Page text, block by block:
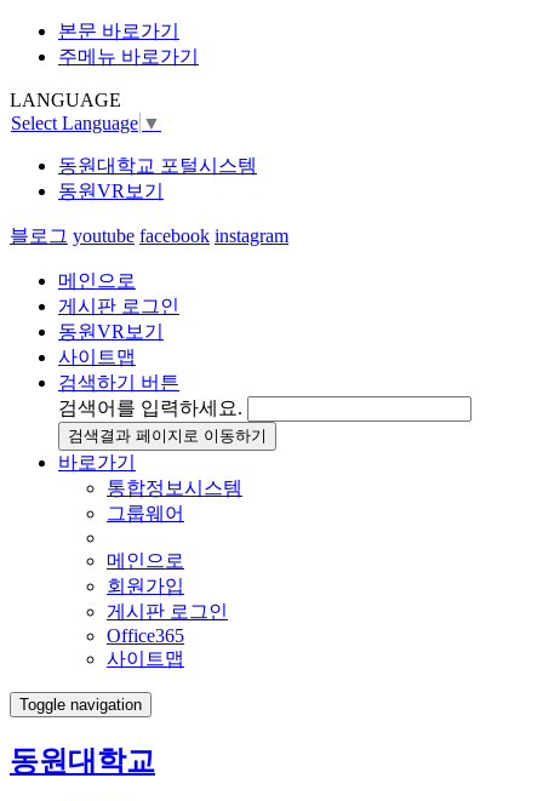
본문 바로가기
주메뉴 바로가기
LANGUAGE
Select Language ▼
동원대학교 포털시스템
동원VR보기
블로그 youtube facebook instagram
메인으로
게시판 로그인
동원VR보기
사이트맵
검색하기 버튼
검색어를 입력하세요.
검색결과 페이지로 이동하기
바로가기
통합정보시스템
그룹웨어
메인으로
회원가입
게시판 로그인
Office365
사이트맵
Toggle navigation
동원대학교